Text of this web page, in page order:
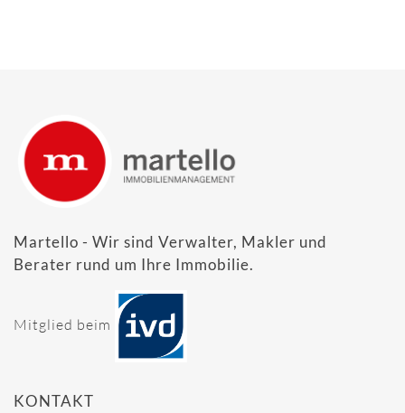
Martello - Wir sind Verwalter, Makler und
Berater rund um Ihre Immobilie.
Mitglied beim
KONTAKT